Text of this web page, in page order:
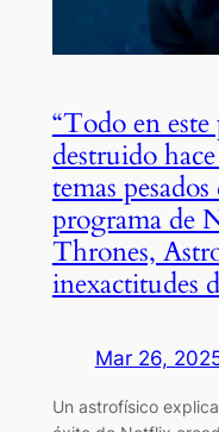
“Todo en
destruido
temas
programa de
Thrones,
inexactitudes
Mar 26,
Un astrofísico